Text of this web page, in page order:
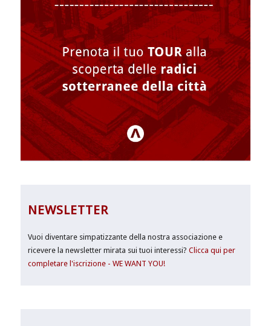
NEWSLETTER
Vuoi diventare simpatizzante della nostra associazione e
ricevere la newsletter mirata sui tuoi interessi?Clicca qui per
completare l'iscrizione - WE WANT YOU!